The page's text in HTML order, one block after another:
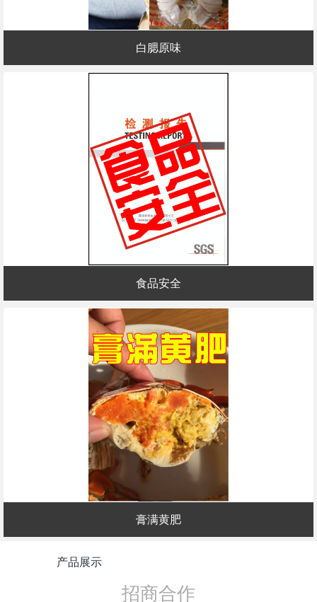
白腮原味
食品安全
膏满黄肥
产品展示
招商合作